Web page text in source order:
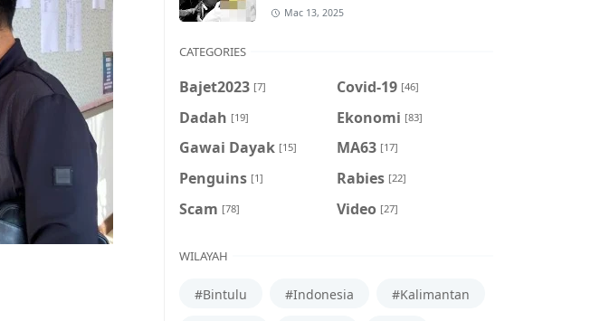
Mac 13, 2025
CATEGORIES
Bajet2023 [7] Covid-19 [46]
Dadah [19] Ekonomi [83]
Gawai Dayak [15] MA63 [17]
Penguins [1] Rabies [22]
Scam [78] Video [27]
WILAYAH
#Bintulu #Indonesia #Kalimantan